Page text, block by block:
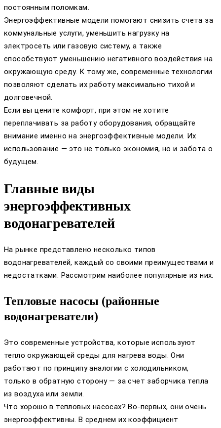
постоянным поломкам.
Энергоэффективные модели помогают снизить счета за
коммунальные услуги, уменьшить нагрузку на
электросеть или газовую систему, а также
способствуют уменьшению негативного воздействия на
окружающую среду. К тому же, современные технологии
позволяют сделать их работу максимально тихой и
долговечной.
Если вы цените комфорт, при этом не хотите
переплачивать за работу оборудования, обращайте
внимание именно на энергоэффективные модели. Их
использование — это не только экономия, но и забота о
будущем.
Главные виды
энергоэффективных
водонагревателей
На рынке представлено несколько типов
водонагревателей, каждый со своими преимуществами и
недостатками. Рассмотрим наиболее популярные из них.
Тепловые насосы (районные
водонагреватели)
Это современные устройства, которые используют
тепло окружающей среды для нагрева воды. Они
работают по принципу аналогии с холодильником,
только в обратную сторону — за счет заборчика тепла
из воздуха или земли.
Что хорошо в тепловых насосах? Во-первых, они очень
энергоэффективны. В среднем их коэффициент